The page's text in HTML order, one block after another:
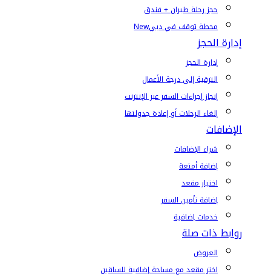
حجز رحلة طيران + فندق
محطة توقف في دبيNew
إدارة الحجز
إدارة الحجز
الترقية إلى درجة الأعمال
إنجاز إجراءات السفر عبر الإنترنت
إلغاء الرحلات أو إعادة جدولتها
الإضافات
شراء الإضافات
إضافة أمتعة
اختيار مقعد
إضافة تأمين السفر
خدمات إضافية
روابط ذات صلة
العروض
اختر مقعد مع مساحة إضافية للساقين